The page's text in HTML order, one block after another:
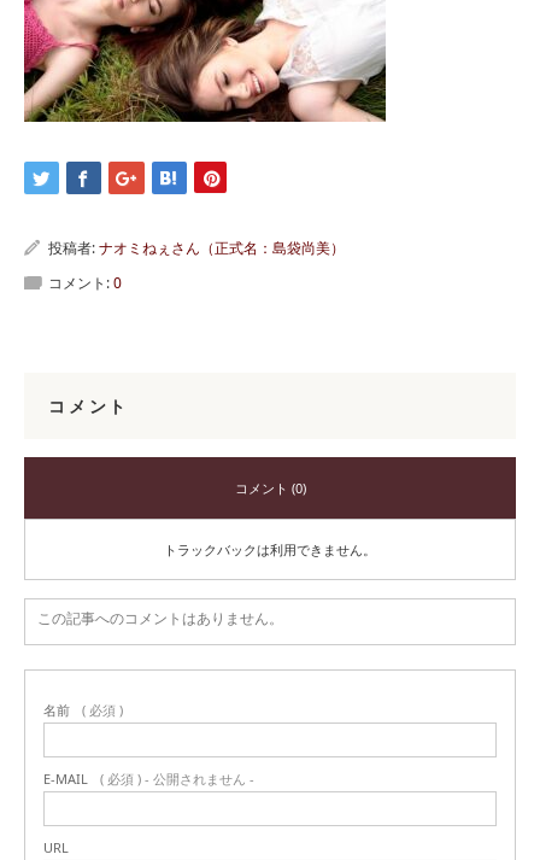
投稿者:ナオミねぇさん（正式名：島袋尚美）
コメント:0
コメント
コメント (0)
トラックバックは利用できません。
この記事へのコメントはありません。
名前 ( 必須 )
E-MAIL ( 必須 ) - 公開されません -
URL